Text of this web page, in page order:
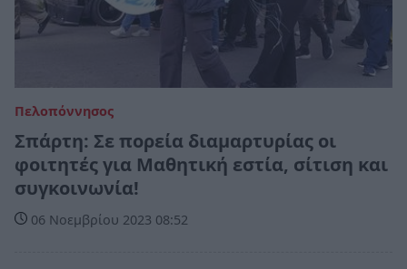
Πελοπόννησος
Σπάρτη: Σε πορεία διαμαρτυρίας οι
φοιτητές για Μαθητική εστία, σίτιση και
συγκοινωνία!
06 Νοεμβρίου 2023 08:52